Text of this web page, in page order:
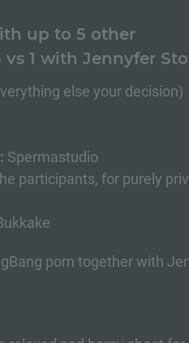
up to 5 other
1 with Jennyfer
else your decision)
Spermastudio
participants, for purely
porn together with